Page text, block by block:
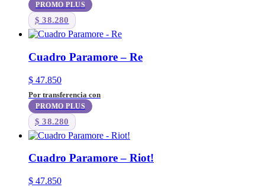
PROMO PLUS
$ 38.280
Cuadro Paramore – Re
$ 47.850
Por transferencia con
PROMO PLUS
$ 38.280
Cuadro Paramore – Riot!
$ 47.850